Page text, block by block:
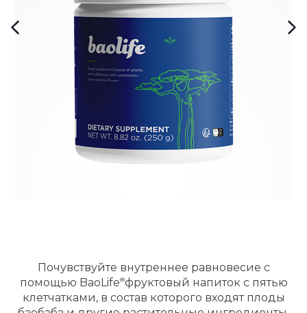
Почувствуйте внутреннее равновесие с
помощью BaoLife фруктовый напиток с пятью
клетчатками, в состав которого входят плоды